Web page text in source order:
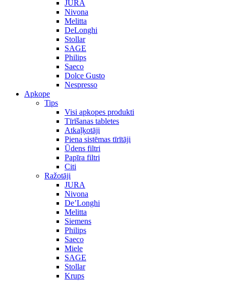
JURA
Nivona
Melitta
DeLonghi
Stollar
SAGE
Philips
Saeco
Dolce Gusto
Nespresso
Apkope
Tips
Visi apkopes produkti
Tīrīšanas tabletes
Atkaļķotāji
Piena sistēmas tīrītāji
Ūdens filtri
Papīra filtri
Citi
Ražotāji
JURA
Nivona
De’Longhi
Melitta
Siemens
Philips
Saeco
Miele
SAGE
Stollar
Krups